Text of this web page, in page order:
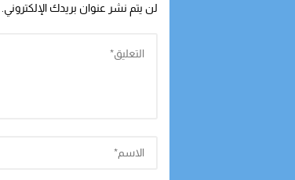
لن يتم نشر عنوان بريدك الإلكتروني.